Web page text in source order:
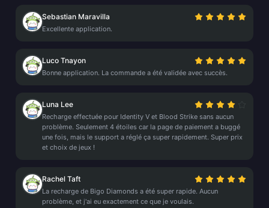
Sebastian Maravilla
Excellente application.
Luco Tnayon
Bonne application. La commande a été validée avec succès.
Luna Lee
Recharge effectuée pour Identity V et Blood Strike sans aucun
problème. Seulement 4 étoiles car la page de paiement a buggé
une fois, mais le support a réglé ça super rapidement. Super prix
et choix de jeux !
Rachel Taft
La recharge de Bigo Diamonds a été super rapide. Aucun
problème, et j'ai eu exactement ce que je voulais.